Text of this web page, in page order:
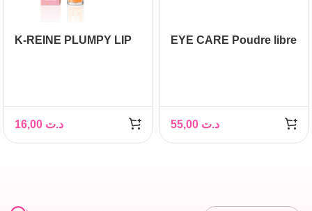
K-REINE PLUMPY LIP
د.ت
EYE CARE Poudre libre
د.ت